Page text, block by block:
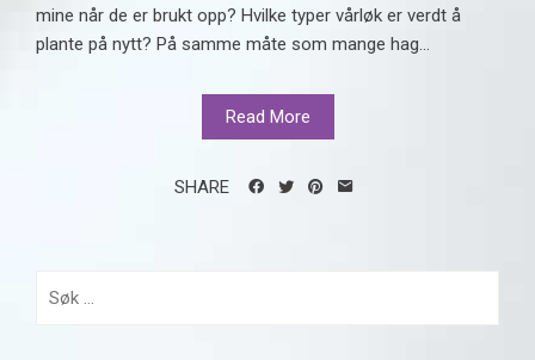
mine når de er brukt opp? Hvilke typer vårløk er verdt å
plante på nytt? På samme måte som mange hag...
Read More
SHARE
etter: